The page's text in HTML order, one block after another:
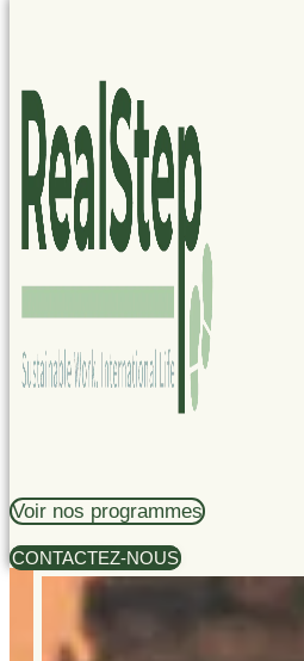
Voir nos programmes
CONTACTEZ-NOUS